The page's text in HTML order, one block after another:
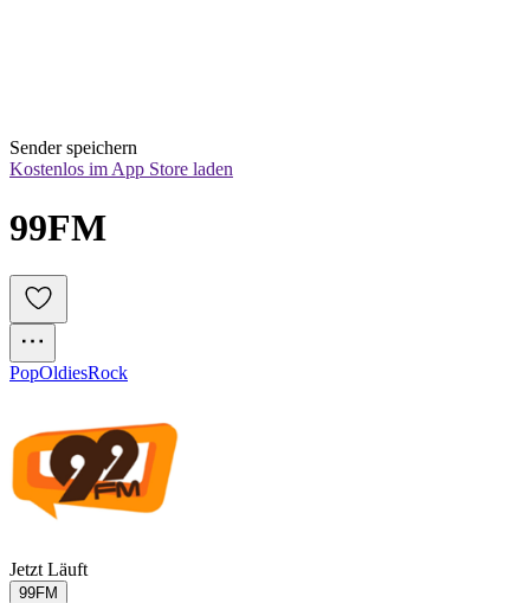
Sender speichern
Kostenlos im App Store laden
PopOldiesRock
Jetzt Läuft
99FM